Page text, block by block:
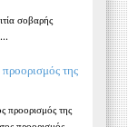
σοβαρής
της
προορισμός της